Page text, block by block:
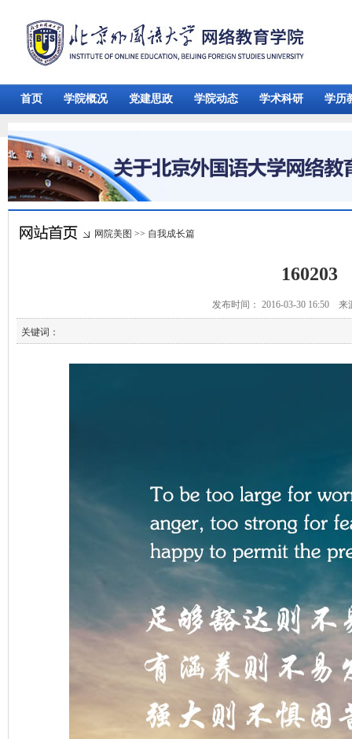
首页 学院概况 党建思政 学院动态 学术科研 学历
网院美图 >> 自我成长篇
160203
发布时间： 2016-03-30 16:50
关键词：